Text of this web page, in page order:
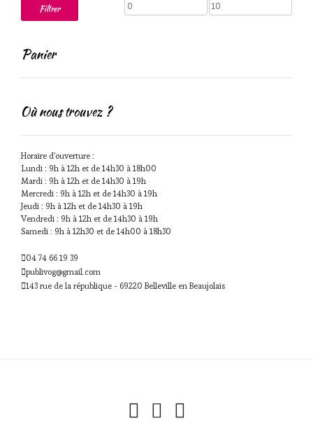
Prix
Prix
Filtrer
Panier
Où nous trouvez ?
Horaire d'ouverture :
Lundi : 9h à 12h et de 14h30 à 18h00
Mardi : 9h à 12h et de 14h30 à 19h
Mercredi : 9h à 12h et de 14h30 à 19h
Jeudi : 9h à 12h et de 14h30 à 19h
Vendredi : 9h à 12h et de 14h30 à 19h
Samedi : 9h à 12h30 et de 14h00 à 18h30
04 74 66 19 39
publivog@gmail.com
143 rue de la république - 69220 Belleville en Beaujolais